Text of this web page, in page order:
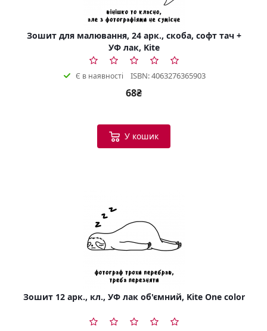
Зошит для малювання, 24 арк., скоба, софт тач +
УФ лак, Kite
Є в наявності ISBN: 4063276365903
68₴
У кошик
Зошит 12 арк., кл., УФ лак об'ємний, Kite One color